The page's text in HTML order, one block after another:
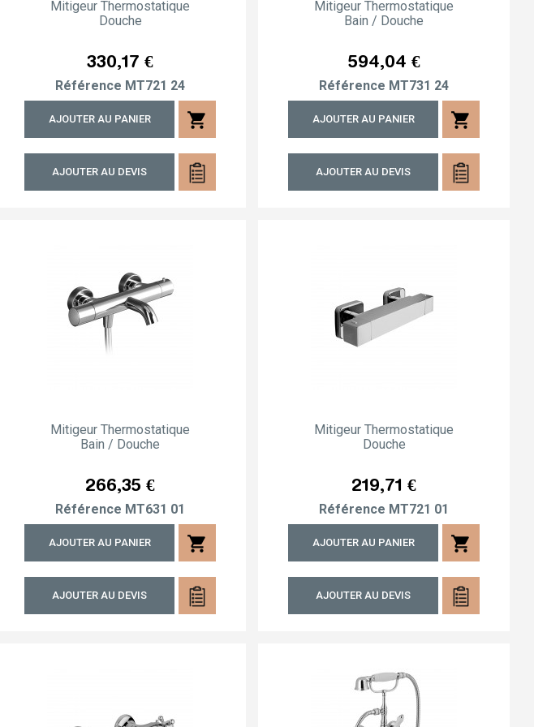
Mitigeur Thermostatique
Douche
Prix
330,17 €
Référence MT721 24
AJOUTER AU PANIER shopping_cart
AJOUTER AU DEVIS
Mitigeur Thermostatique
Bain / Douche
Prix
594,04 €
Référence MT731 24
AJOUTER AU PANIER shopping_cart
AJOUTER AU DEVIS
Mitigeur Thermostatique
Bain / Douche
Prix
266,35 €
Référence MT631 01
AJOUTER AU PANIER shopping_cart
AJOUTER AU DEVIS
Mitigeur Thermostatique
Douche
Prix
219,71 €
Référence MT721 01
AJOUTER AU PANIER shopping_cart
AJOUTER AU DEVIS